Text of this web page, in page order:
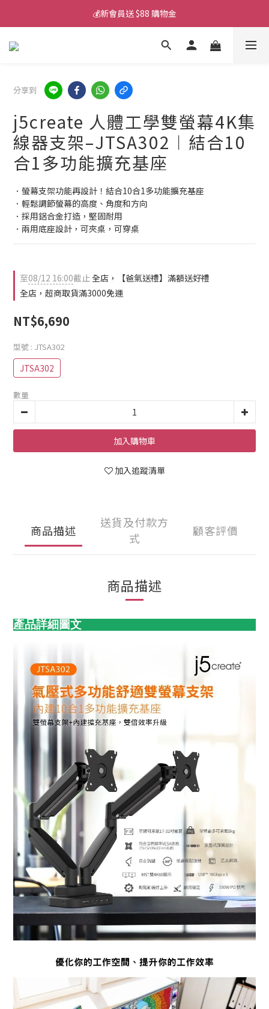
💰新會員送 $88 購物金
💰新會員送 $88 購物金
📱iPhone 17 充電挑選懶人包
分享到
j5create 人體工學雙螢幕4K集
線器支架–JTSA302︱結合10
合1多功能擴充基座
．螢幕支架功能再設計！結合10合1多功能擴充基座
．輕鬆調節螢幕的高度、角度和方向
．採用鋁合金打造，堅固耐用
．兩用底座設計，可夾桌，可穿桌
至08/12 16:00截止全店，【爸氣送禮】滿額送好禮
全店，超商取貨滿3000免運
NT$6,690
型號 : JTSA302
JTSA302
數量
加入購物車
加入追蹤清單
商品描述
送貨及付款方
式
顧客評價
商品描述
產品詳細圖文